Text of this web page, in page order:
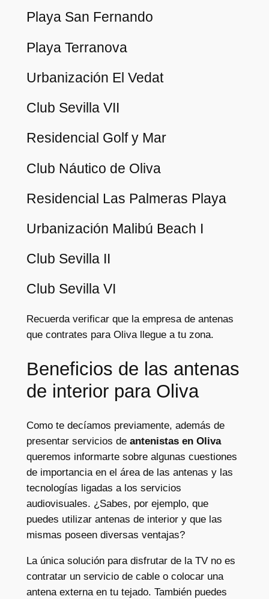
Playa San Fernando
Playa Terranova
Urbanización El Vedat
Club Sevilla VII
Residencial Golf y Mar
Club Náutico de Oliva
Residencial Las Palmeras Playa
Urbanización Malibú Beach I
Club Sevilla II
Club Sevilla VI
Recuerda verificar que la empresa de antenas
que contrates para Oliva llegue a tu zona.
Beneficios de las antenas
de interior para Oliva
Como te decíamos previamente, además de
presentar servicios de antenistas en Oliva
queremos informarte sobre algunas cuestiones
de importancia en el área de las antenas y las
tecnologías ligadas a los servicios
audiovisuales. ¿Sabes, por ejemplo, que
puedes utilizar antenas de interior y que las
mismas poseen diversas ventajas?
La única solución para disfrutar de la TV no es
contratar un servicio de cable o colocar una
antena externa en tu tejado. También puedes